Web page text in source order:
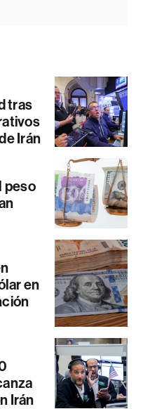
tras
Irán
peso
en
Irán